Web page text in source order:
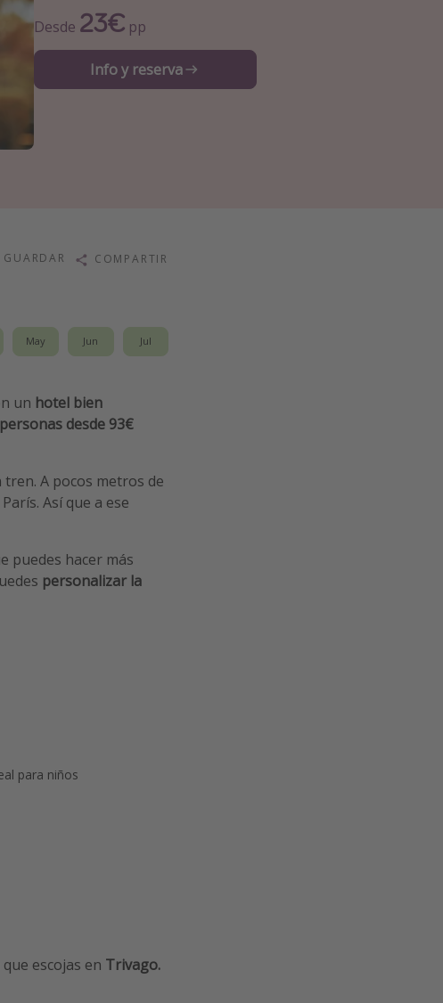
Desde 23€ pp
Info y reserva
GUARDAR COMPARTIR
May Jun Jul
un hotel bien
desde 93€
A pocos metros de
Así que a ese
puedes hacer más
personalizar la
para niños
escojas en Trivago.